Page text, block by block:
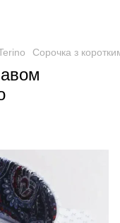
Сорочка з